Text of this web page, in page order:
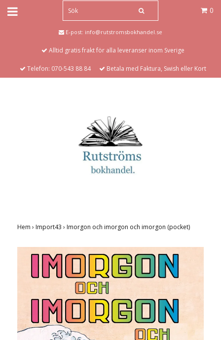
0
E-post: info@rutstromsbokhandel.se
Alltid gratis frakt för alla leveranser inom Sverige
Telefon: 070-543 88 84 Betala med Faktura, Swish eller Kort
Hem › Import43 › Imorgon och imorgon och imorgon (pocket)